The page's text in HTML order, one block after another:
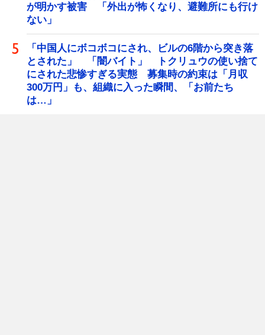
が明かす被害 「外出が怖くなり、避難所にも行け
ない」
「中国人にボコボコにされ、ビルの6階から突き落
とされた」 「闇バイト」 トクリュウの使い捨て
にされた悲惨すぎる実態 募集時の約束は「月収
300万円」も、組織に入った瞬間、「お前たち
は…」